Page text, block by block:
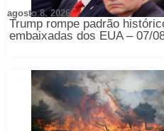
Trump rompe padrão
embaixadas dos EUA – 07/
agosto 8, 2026